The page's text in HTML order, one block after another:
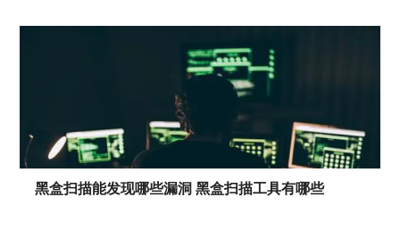
除了 Web 应用程序之外，AppScan 还可以对 Web
服务器进行扫描。这些服务器包括 Apache、
Nginx、IIS 等，可以检测到可能存在的配置错误或
漏洞，例如未授权访问、敏感信息泄露等。
AppScan 可以识别多种数据库的漏洞，例如
Oracle、MySQL、Microsoft SQL Server 等。它可以
检测到可能存在的 SQL 注入漏洞、访问控制问题
黑盒扫描能发现哪些漏洞 黑盒扫描工具有哪些